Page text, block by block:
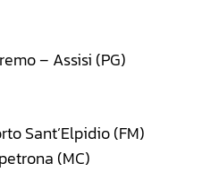
– Assisi (PG)
Sant’Elpidio (FM)
(MC)